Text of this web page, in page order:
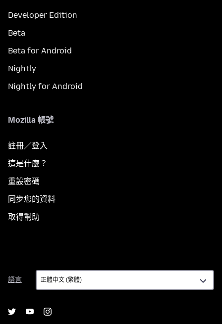
Developer Edition
Beta
Beta for Android
Nightly
Nightly for Android
Mozilla 帳號
註冊／登入
這是什麼？
重設密碼
同步您的資料
取得幫助
語言
語
言